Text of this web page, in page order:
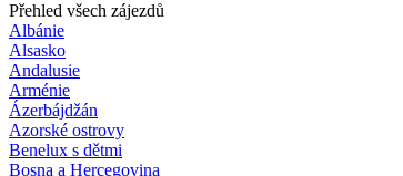
Přehled všech zájezdů
Albánie
Alsasko
Andalusie
Arménie
Ázerbájdžán
Azorské ostrovy
Benelux s dětmi
Bosna a Hercegovina